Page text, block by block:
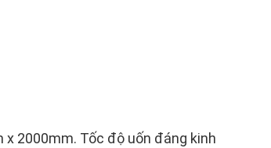
2000mm. Tốc độ uốn đáng kinh